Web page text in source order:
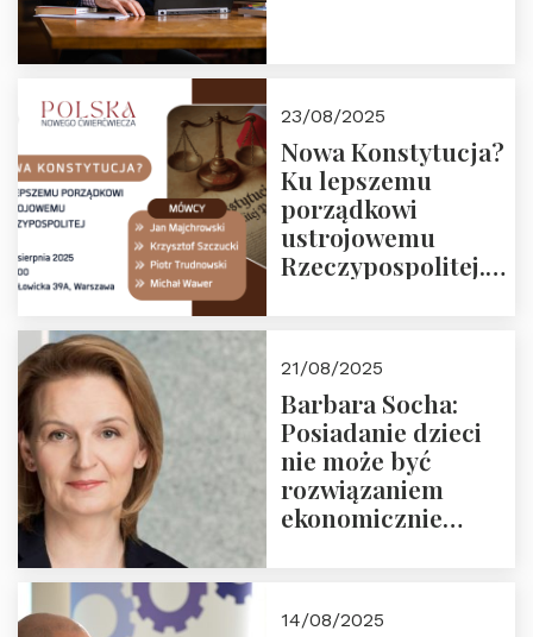
23/08/2025
Nowa Konstytucja?
Ku lepszemu
porządkowi
ustrojowemu
Rzeczypospolitej.
Nowego
Ćwierćwiecza”
21/08/2025
Barbara Socha:
Posiadanie dzieci
nie może być
rozwiązaniem
ekonomicznie
14/08/2025